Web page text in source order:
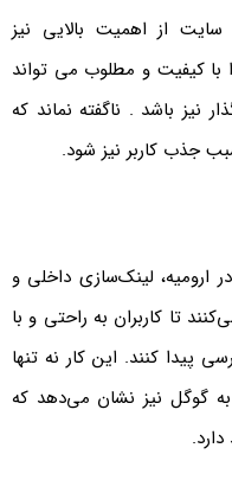
از اهمیت بالایی نیز
با کیفیت و مطلوب می تواند
نیز باشد . ناگفته نماند که
جذب کاربر نیز شود.
لینک‌سازی داخلی و
تا کاربران به راحتی و با
کنند. این کار نه تنها
گوگل نیز نشان می‌دهد که